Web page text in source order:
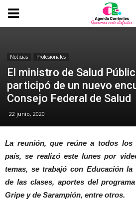
Noticias Profesionales
El ministro de Salud
participó de un nuevo
Consejo Federal de Salud
22 junio, 2020
La reunión, que reúne a todos
país, se realizó este lunes por
temas, se trabajó con Educación la
de las clases, aportes del
Gripe y de Sarampión, entre otros.